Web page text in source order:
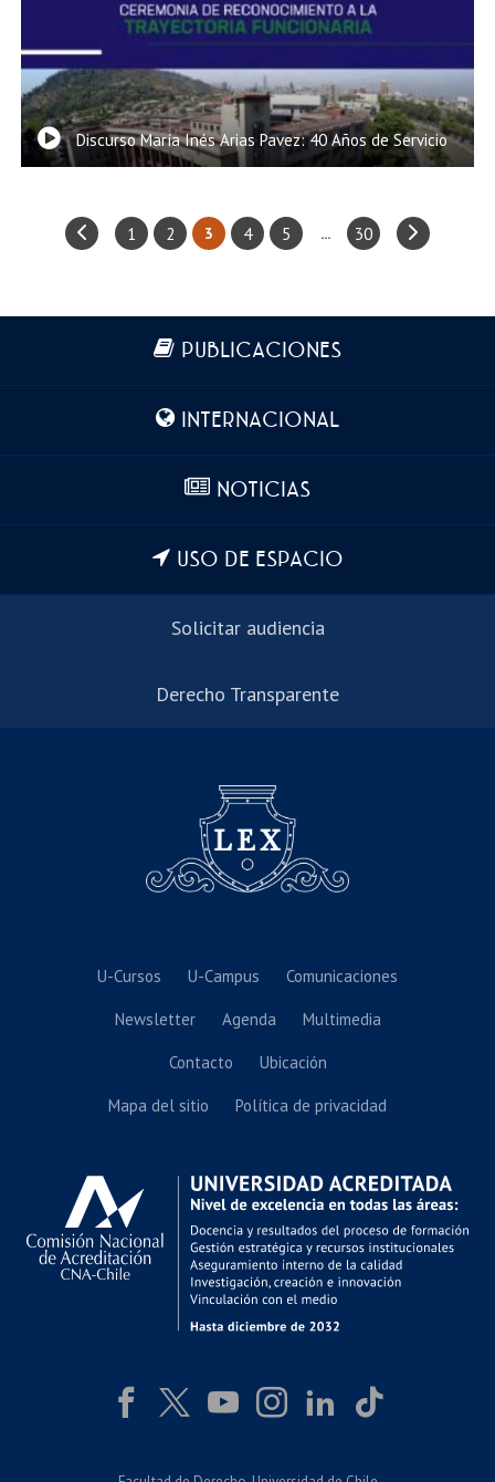
Discurso María Inés Arias Pavez: 40 Años de Servicio
1 2 3 4 5 ... 30
Más información
PUBLICACIONES
INTERNACIONAL
NOTICIAS
USO DE ESPACIO
Solicitar audiencia
Derecho Transparente
U-Cursos U-Campus Comunicaciones
Newsletter Agenda Multimedia
Contacto Ubicación
Mapa del sitio Política de privacidad